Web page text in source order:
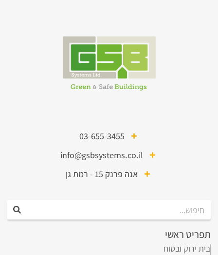
03-655-3455
info@gsbsystems.co.il
אנה פרנק 15 - רמת גן
תפריט ראשי
בית ירוק ובטוח